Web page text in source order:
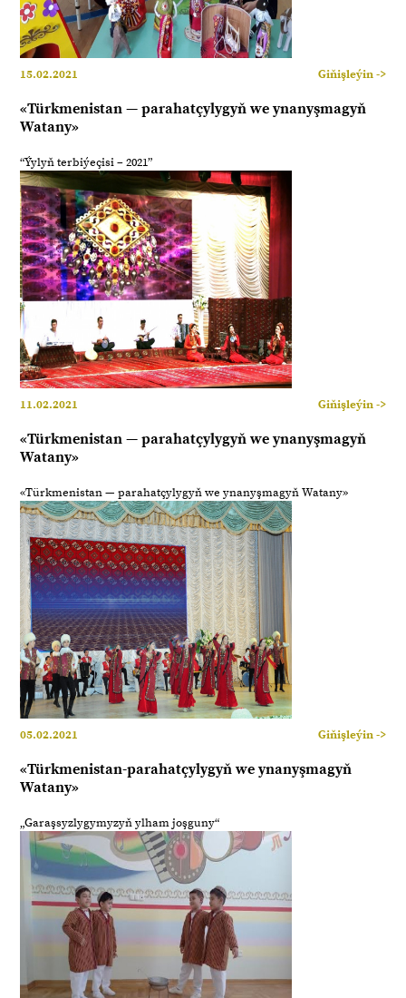
15.02.2021 Giňişleýin ->
«Türkmenistan — parahatçylygyň we ynanyşmagyň
Watany»
“Ýylyň terbiýeçisi – 2021”
11.02.2021 Giňişleýin ->
«Türkmenistan — parahatçylygyň we ynanyşmagyň
Watany»
«Türkmenistan — parahatçylygyň we ynanyşmagyň Watany»
05.02.2021 Giňişleýin ->
«Türkmenistan-parahatçylygyň we ynanyşmagyň
Watany»
„Garaşsyzlygymyzyň ylham joşguny“